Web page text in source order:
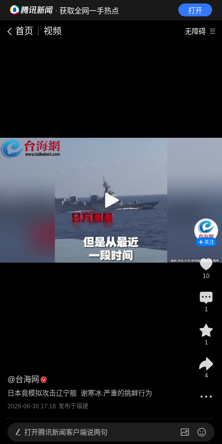
· 获取全网一手热点 打开
首页 视频 无障碍
@台海网
日本竟模拟攻击辽宁舰  谢寒冰:严重的挑衅行为
2026-06-30 17:18 发布于福建
关注
10
1
1
4
打开腾讯新闻客户端说两句